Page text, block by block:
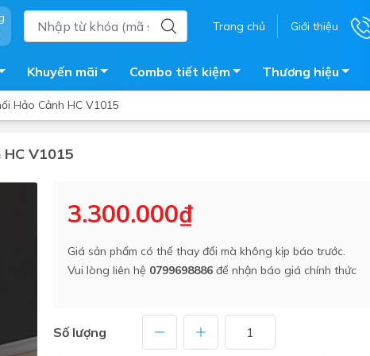
Trang chủ Giới thiệu
tắm nước nóng điện
âm tường
Bồn bảo ôn
Bồn nhựa tự hoại
Vòi pha nóng lạnh
Vật tư
Khuyến mãi Combo tiết kiệm Thương hiệu
Hảo Cảnh HC V1015
V1015
3.300.000₫
Giá sản phẩm có thể thay đổi mà không kịp báo trước.
Vui lòng liên hệ 0799698886 để nhận báo giá chính thức
Số lượng